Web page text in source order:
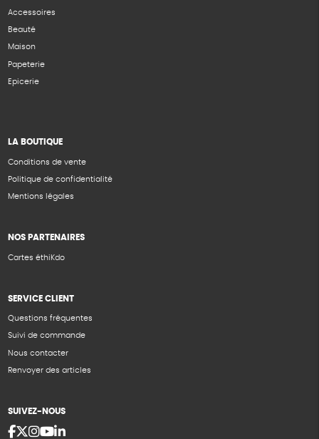
Accessoires
Beauté
Maison
Papeterie
Epicerie
LA BOUTIQUE
Conditions de vente
Politique de confidentialité
Mentions légales
NOS PARTENAIRES
Cartes éthiKdo
SERVICE CLIENT
Questions fréquentes
Suivi de commande
Nous contacter
Renvoyer des articles
SUIVEZ-NOUS